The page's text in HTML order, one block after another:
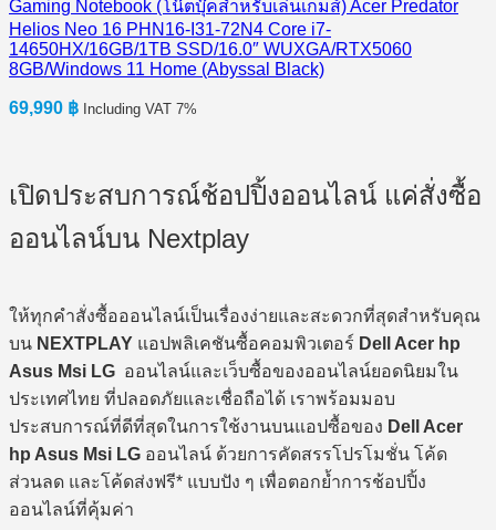
Gaming Notebook (โน๊ตบุ๊คสำหรับเล่นเกมส์) Acer Predator
Helios Neo 16 PHN16-I31-72N4 Core i7-
14650HX/16GB/1TB SSD/16.0″ WUXGA/RTX5060
8GB/Windows 11 Home (Abyssal Black)
69,990 ฿ Including VAT 7%
เปิดประสบการณ์ช้อปปิ้งออนไลน์ แค่สั่งซื้อ
ออนไลน์บน Nextplay
ให้ทุกคำสั่งซื้อออนไลน์เป็นเรื่องง่ายและสะดวกที่สุดสำหรับคุณ
บน NEXTPLAY แอปพลิเคชันซื้อคอมพิวเตอร์ Dell Acer hp
Asus Msi LG ออนไลน์และเว็บซื้อของออนไลน์ยอดนิยมใน
ประเทศไทย ที่ปลอดภัยและเชื่อถือได้ เราพร้อมมอบ
ประสบการณ์ที่ดีที่สุดในการใช้งานบนแอปซื้อของ Dell Acer
hp Asus Msi LG ออนไลน์ ด้วยการคัดสรรโปรโมชั่น โค้ด
ส่วนลด และโค้ดส่งฟรี* แบบปัง ๆ เพื่อตอกย้ำการช้อปปิ้ง
ออนไลน์ที่คุ้มค่า